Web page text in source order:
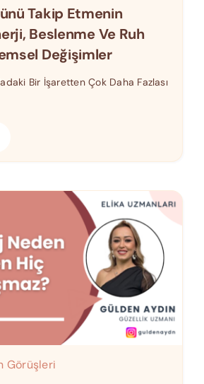
Takip Etmenin
Beslenme Ve Ruh
Değişimler
Bir İşaretten Çok Daha Fazlası
Görüşleri